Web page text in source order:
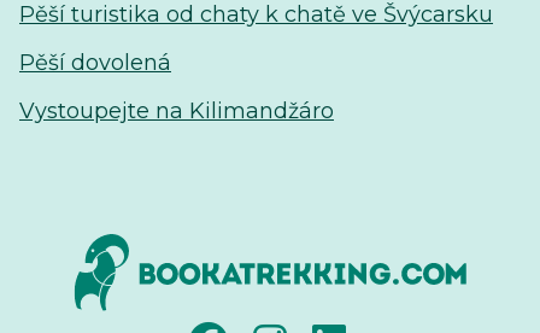
Pěší turistika od chaty k chatě ve Švýcarsku
Pěší dovolená
Vystoupejte na Kilimandžáro